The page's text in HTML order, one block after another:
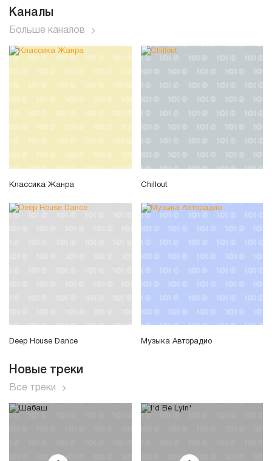
Каналы
Больше каналов
Классика Жанра Chillout
Deep House Dance Музыка Авторадио
Новые треки
Все треки